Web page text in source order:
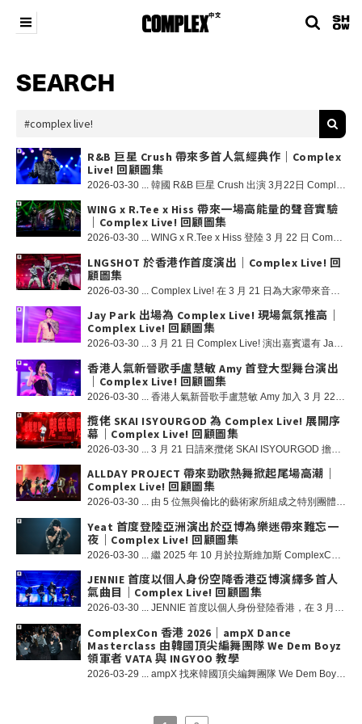
SEARCH
R&B 巨星 Crush 帶來多首人氣經典作｜Complex
Live! 回顧圖集
2026-03-30 ... 韓國 R&B 巨星 Crush 出演 3月22日 Complex Live! 自 2012 年出道以來，Crush 以極具辨識度的嗓音與細膩真摯的情感表達，成為韓國 R&B 音樂版圖中最重要的聲音之一。他遊走於 R&B、嘻哈與流行之間，憑藉多首高人氣作品，以及與 BTS 的 j-hope、太妍、DEAN 等音樂人的合作，持續拓展個人風格的邊界。同時，他也透過《鬼怪》和《淚之女王》等現象級韓劇 OST，將個人音樂語言帶入更廣泛的文化語境，屢次登頂榜單，擁有極高傳唱度。近年來，Crush 在音樂創作上不斷進化，從內省細膩到舞台爆發，展現出成熟而多面的藝術狀態；同時，他亦擔任正在熱播的韓國說唱綜藝 《Show Me the Money 12》評委，以音樂人視角深度參與當下嘻哈生態的塑造。本次亮相 Complex Live! 演唱會，Crush 將以極具情緒張力的現場演出，帶來一場屬於當代 R&B 的高光時刻。
WING x R.Tee x Hiss 帶來一場高能量的聲音實驗
｜Complex Live! 回顧圖集
2026-03-30 ... WING x R.Tee x Hiss 登陸 3 月 22 日 Complex Live! 演出！作為韓國最具代表性的製作人及 DJ 之一，R.Tee 以「DDU-DU DDU-DU」、「How You Like That」、「Pink Venom」等現象級作品，確立了他在 K-pop 與電子音樂之間的標誌性聲音。國際級 Beatboxer WING，憑藉爆款原創曲「Dopamine」及多次世界級賽事佳績，展現了將人聲轉化為完整電子舞台的極限能力；而同為 BEATPELLA HOUSE @beatpellahouse 核心成員的 Hiss，則以細膩且強烈的節奏層次感聞名，曾登上 Grand Beatbox Battle 舞台並擔任國際賽事評審。此次 WING 與 Hiss 將在 R.Tee 操刀的 DJ Set 中合作演出，當節拍與人聲在同一舞台正面碰撞，上演了一場高能量的聲音實驗！
LNGSHOT 於香港作首度演出｜Complex Live! 回
顧圖集
Jay Park 出場為 Complex Live! 現場氣氛推高｜
Complex Live! 回顧圖集
2026-03-30 ... 3 月 21 日 Complex Live! 演出嘉賓還有 Jay Park！被視為 Hip Hop 和流行音樂界最具影響力的藝人之一的 Jay Park，創立了 AOMG、H1GHR MUSIC 及 MORE VISION，發行多元風格的音樂作品並曾與多位音樂人攜手創作音樂，同時亦在多個韓國國內及國外音樂比賽節目中擔任導師。Jay Park 更是首位簽約 JAY-Z 唱片公司「Roc Nation」的亞洲藝人，向世界證明了自己的實力，自此成功打造出國際知名的音樂事業！
香港人氣新晉歌手盧慧敏 Amy 首登大型舞台演出
｜Complex Live! 回顧圖集
攬佬 SKAI ISYOURGOD 為 Complex Live! 展開序
幕｜Complex Live! 回顧圖集
2026-03-30 ... 3 月 21 日請來攬佬 SKAI ISYOURGOD 擔任 Complex Live! 演出嘉賓展開序幕！以其獨特口音演繹之「八方來財」、「大展鴻圖」在社交媒體走紅後，令攬佬成為全球為人所認識的 Rapper 之一。攬佬籍貫廣東惠州，開口說唱時有著廣東、廣西、海南、馬來西亞等口音，成為國內少數能夠把獨特口音融入 Memphis Rap 的說唱歌手。POLO 衫與帽子、墨鏡的商務裝扮的獨特風格，以及他帶有些少抽象的歌詞，讓他有一種與別不同的帥氣。攬佬有著獨特的唱調，在伴奏上能夠像吹水一樣演唱，因此被樂迷稱他唱歌「像在咖啡裡面加大蒜」一樣味道！
ALLDAY PROJECT 帶來勁歌熱舞掀起尾場高潮｜
Complex Live! 回顧圖集
2026-03-30 ... 由 5 位無與倫比的藝術家所組成之特別團體 - ALLDAY PROJECT 將加入 3 月 22 日 Complex Live! 陣容。他們在各自的領域都備受肯定，此次聯手旨在突破創意表達的界限、挑戰傳統規範，並帶來全新且前所未有的作品。 他們不追隨潮流，而是開闢自己的道路 - 大膽、獨特、絕不妥協。憑藉精緻的音樂、大膽的視覺效果和強而有力的訊息，ALLDAY PROJECT 超越了標籤，顛覆了期望，他們不只是一個短暫的時刻，更是藝術領域一股永恆的力量！
Yeat 首度登陸亞洲演出於亞博為樂迷帶來難忘一
夜｜Complex Live! 回顧圖集
JENNIE 首度以個人身份空降香港亞博演繹多首人
氣曲目｜Complex Live! 回顧圖集
2026-03-30 ... JENNIE 首度以個人身份登陸香港，在 3 月 22 日的 Complex Live! 擔任 Headliner！JENNIE 於 2016 年以 BLACKPINK 成員身份出道，她是歌手、Rapper、演員及具全球影響力的時尚達人，現已成為全球最具影響力的藝人之一。除了作為 BLACKPINK 創造了世界紀錄，她在 2018 年憑藉個人單曲「SOLO」成為首位登上 iTunes 全球單曲榜冠軍的韓國女歌手，以及《Billboard》世界數位單曲銷售榜榜首等多項殊榮！現在來回顧一下 JENNIE 當晚的精采演出吧！
ComplexCon 香港 2026｜ampX Dance
Masterclass 由韓國頂尖編舞團隊 We Dem Boyz
領軍者 VATA 與 INGYOO 教學